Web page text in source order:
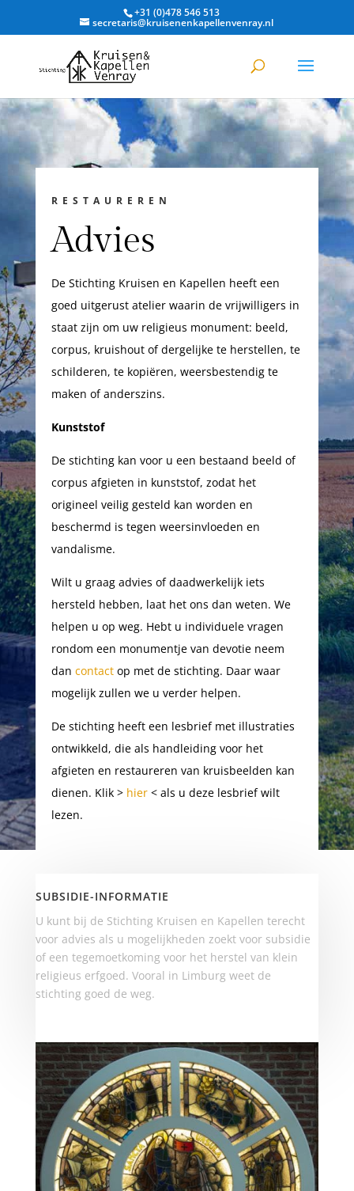
+31 (0)478 546 513
secretaris@kruisenenkapellenvenray.nl
RESTAUREREN
Advies
De Stichting Kruisen en Kapellen heeft een
goed uitgerust atelier waarin de vrijwilligers in
staat zijn om uw religieus monument: beeld,
corpus, kruishout of dergelijke te herstellen, te
schilderen, te kopiëren, weersbestendig te
maken of anderszins.
Kunststof
De stichting kan voor u een bestaand beeld of
corpus afgieten in kunststof, zodat het
origineel veilig gesteld kan worden en
beschermd is tegen weersinvloeden en
vandalisme.
Wilt u graag advies of daadwerkelijk iets
hersteld hebben, laat het ons dan weten. We
helpen u op weg. Hebt u individuele vragen
rondom een monumentje van devotie neem
dan contact op met de stichting. Daar waar
mogelijk zullen we u verder helpen.
De stichting heeft een lesbrief met illustraties
ontwikkeld, die als handleiding voor het
afgieten en restaureren van kruisbeelden kan
dienen. Klik > hier < als u deze lesbrief wilt
lezen.
SUBSIDIE-INFORMATIE
U kunt bij de Stichting Kruisen en Kapellen terecht
voor advies als u mogelijkheden zoekt voor subsidie
of een tegemoetkoming voor het herstel van klein
religieus erfgoed. Vooral in Limburg weet de
stichting goed de weg.